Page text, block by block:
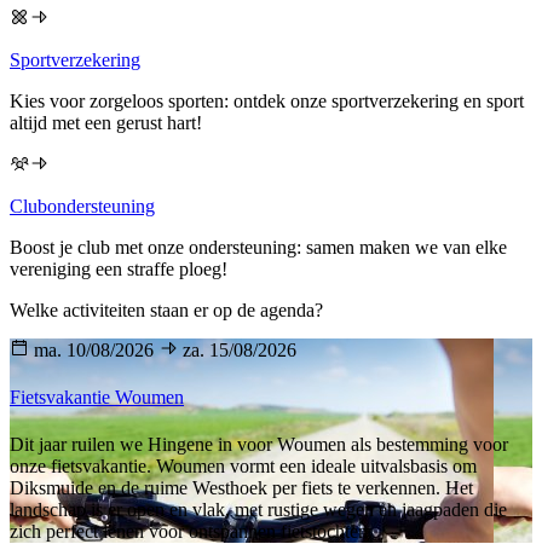
Sportverzekering
Kies voor zorgeloos sporten: ontdek onze sportverzekering en sport
altijd met een gerust hart!
Clubondersteuning
Boost je club met onze ondersteuning: samen maken we van elke
vereniging een straffe ploeg!
Welke activiteiten staan er op de agenda?
ma. 10/08/2026
za. 15/08/2026
Fietsvakantie Woumen
Dit jaar ruilen we Hingene in voor Woumen als bestemming voor
onze fietsvakantie. Woumen vormt een ideale uitvalsbasis om
Diksmuide en de ruime Westhoek per fiets te verkennen. Het
landschap is er open en vlak, met rustige wegen en jaagpaden die
zich perfect lenen voor ontspannen fietstochten.